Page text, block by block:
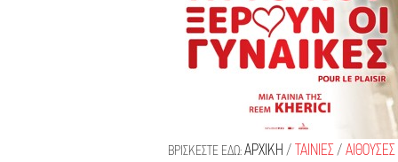
ΒΡΙΣΚΕΣΤΕ ΕΔΩ: ΑΡΧΙΚΗ / ΤΑΙΝΙΕΣ/ ΑΙΘΟΥΣΕΣ